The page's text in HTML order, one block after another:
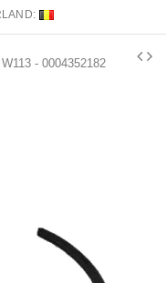
- 0004352182